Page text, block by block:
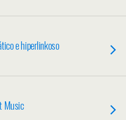
e hiperlinkoso
Music